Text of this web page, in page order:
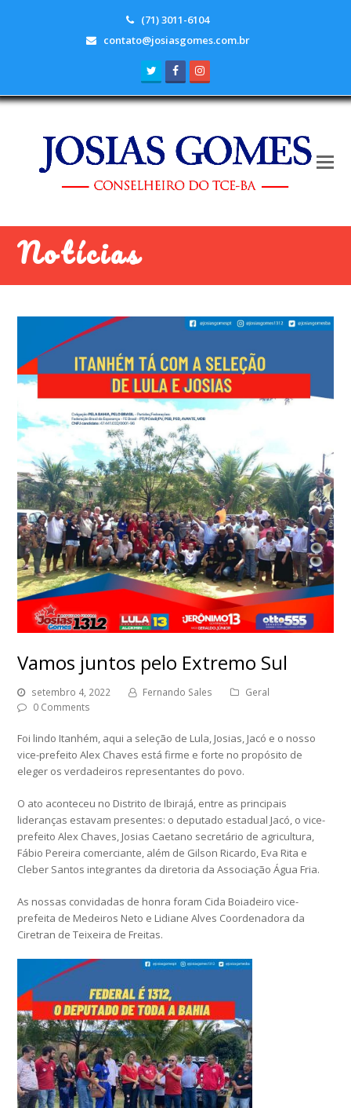
(71) 3011-6104
contato@josiasgomes.com.br
TwitterFacebook
Notícias
Vamos juntos pelo Extremo Sul
setembro 4, 2022 Fernando Sales
Geral
0 Comments
Foi lindo Itanhém, aqui a seleção de Lula, Josias, Jacó e o nosso
vice-prefeito Alex Chaves está firme e forte no propósito de
eleger os verdadeiros representantes do povo.
O ato aconteceu no Distrito de Ibirajá, entre as principais
lideranças estavam presentes: o deputado estadual Jacó, o vice-
prefeito Alex Chaves, Josias Caetano secretário de agricultura,
Fábio Pereira comerciante, além de Gilson Ricardo, Eva Rita e
Cleber Santos integrantes da diretoria da Associação Água Fria.
As nossas convidadas de honra foram Cida Boiadeiro vice-
prefeita de Medeiros Neto e Lidiane Alves Coordenadora da
Ciretran de Teixeira de Freitas.